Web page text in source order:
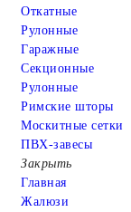
Откатные
Рулонные
Гаражные
Cекционные
Рулонные
Римские шторы
Москитные сетки
ПВХ-завесы
Закрыть
Главная
Жалюзи